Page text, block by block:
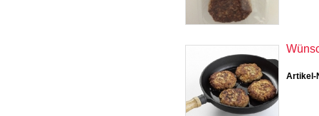
Artikel-